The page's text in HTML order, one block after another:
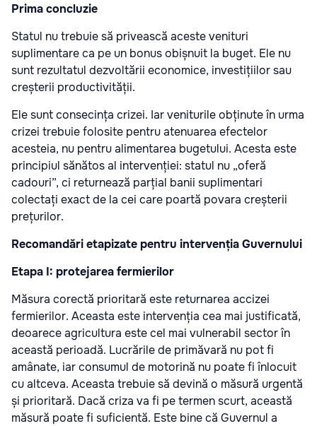
Prima concluzie
Statul nu trebuie să privească aceste venituri
suplimentare ca pe un bonus obișnuit la buget. Ele nu
sunt rezultatul dezvoltării economice, investițiilor sau
creșterii productivității.
Ele sunt consecința crizei. Iar veniturile obținute în urma
crizei trebuie folosite pentru atenuarea efectelor
acesteia, nu pentru alimentarea bugetului. Acesta este
principiul sănătos al intervenției: statul nu „oferă
cadouri”, ci returnează parțial banii suplimentari
colectați exact de la cei care poartă povara creșterii
prețurilor.
Recomandări etapizate pentru intervenția Guvernului
Etapa I: protejarea fermierilor
Măsura corectă prioritară este returnarea accizei
fermierilor. Aceasta este intervenția cea mai justificată,
deoarece agricultura este cel mai vulnerabil sector în
această perioadă. Lucrările de primăvară nu pot fi
amânate, iar consumul de motorină nu poate fi înlocuit
cu altceva. Aceasta trebuie să devină o măsură urgentă
și prioritară. Dacă criza va fi pe termen scurt, această
măsură poate fi suficientă. Este bine că Guvernul a